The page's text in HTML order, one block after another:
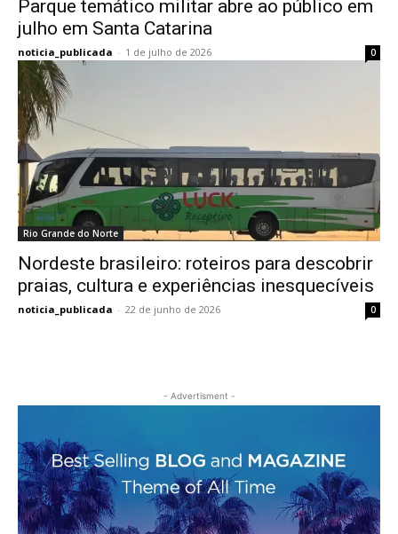
Parque temático militar abre ao público em
julho em Santa Catarina
noticia_publicada - 1 de julho de 2026 0
Rio Grande do Norte
Nordeste brasileiro: roteiros para descobrir
praias, cultura e experiências inesquecíveis
noticia_publicada - 22 de junho de 2026 0
- Advertisment -